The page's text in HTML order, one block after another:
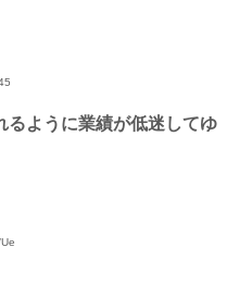
るように業績が低迷してゆ